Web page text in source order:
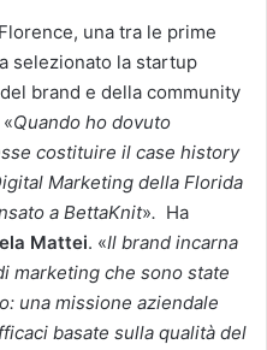
una tra le prime
selezionato la startup
brand e della community
Quando ho dovuto
costituire il case history
Marketing della Florida
a BettaKnit». Ha
Mattei. «Il brand incarna
marketing che sono state
una missione aziendale
basate sulla qualità del